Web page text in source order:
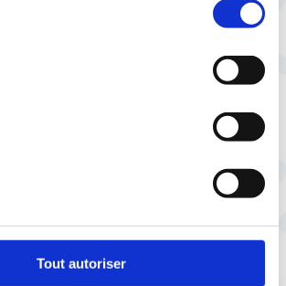
Tout autoriser
qu’ils engendrent, leur
la nature publique
la durée pendant laquelle
plusieurs études économiques
en effet qu’un capital détenu
activité) permet une
et une meilleure